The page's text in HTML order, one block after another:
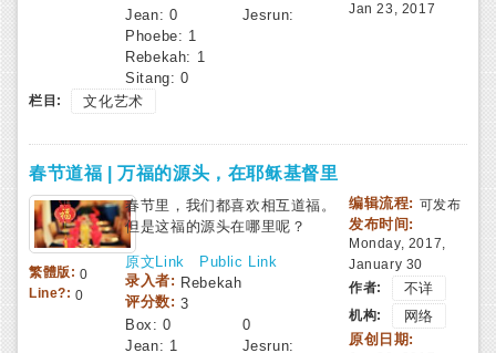
Jean: 0 Jesrun:
Phoebe: 1
Rebekah: 1
Sitang: 0
Jan 23, 2017
栏目: 文化艺术
春节道福 | 万福的源头，在耶稣基督里
繁體版: 0
Line?:0
春节里，我们都喜欢相互道福。
但是这福的源头在哪里呢？
原文Link
Public Link
录入者: Rebekah
评分数: 3
Box:0
Jean: 1 Jesrun:
0
编辑流程: 可发布
发布时间:
Monday, 2017,
January 30
作者:
不详
机构:
网络
原创日期: